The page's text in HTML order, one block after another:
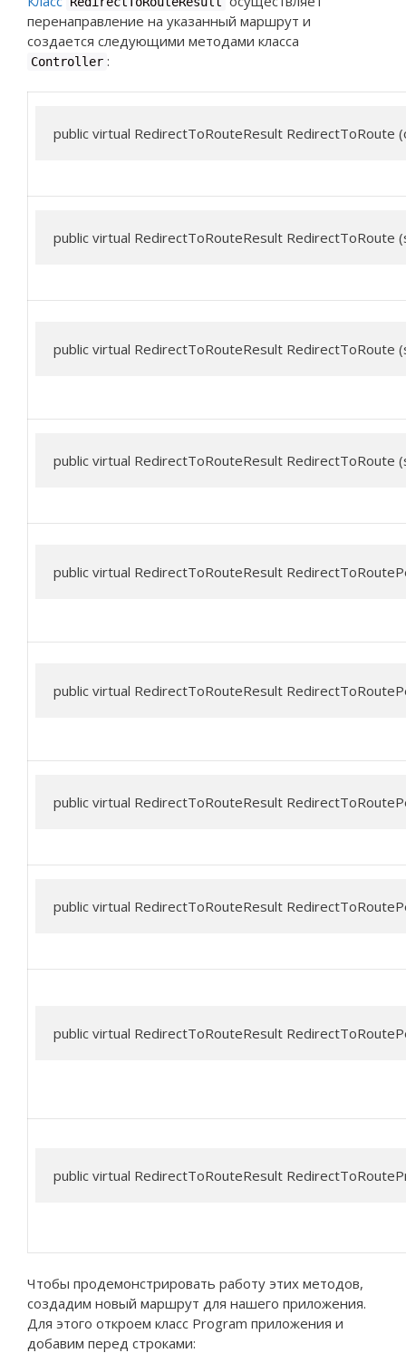
перенаправление на указанный маршрут и
создается следующими методами класса
Controller :
public virtual RedirectToRouteResult RedirectToRoute
public virtual RedirectToRouteResult RedirectToRoute
public virtual RedirectToRouteResult RedirectToRoute
public virtual RedirectToRouteResult RedirectToRoute
public virtual RedirectToRouteResult
public virtual RedirectToRouteResult
public virtual RedirectToRouteResult
public virtual RedirectToRouteResult
public virtual RedirectToRouteResult
public virtual RedirectToRouteResult
Чтобы продемонстрировать работу этих методов,
создадим новый маршрут для нашего приложения.
Для этого откроем класс Program приложения и
добавим перед строками: